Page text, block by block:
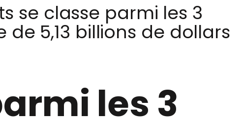
se classe parmi les 3
5,13 billions de dollars
les 3